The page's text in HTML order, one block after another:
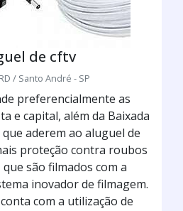
de cftv
/ Santo André - SP
preferencialmente as
e capital, além da Baixada
aderem ao aluguel de
proteção contra roubos
são filmados com a
inovador de filmagem.
com a utilização de